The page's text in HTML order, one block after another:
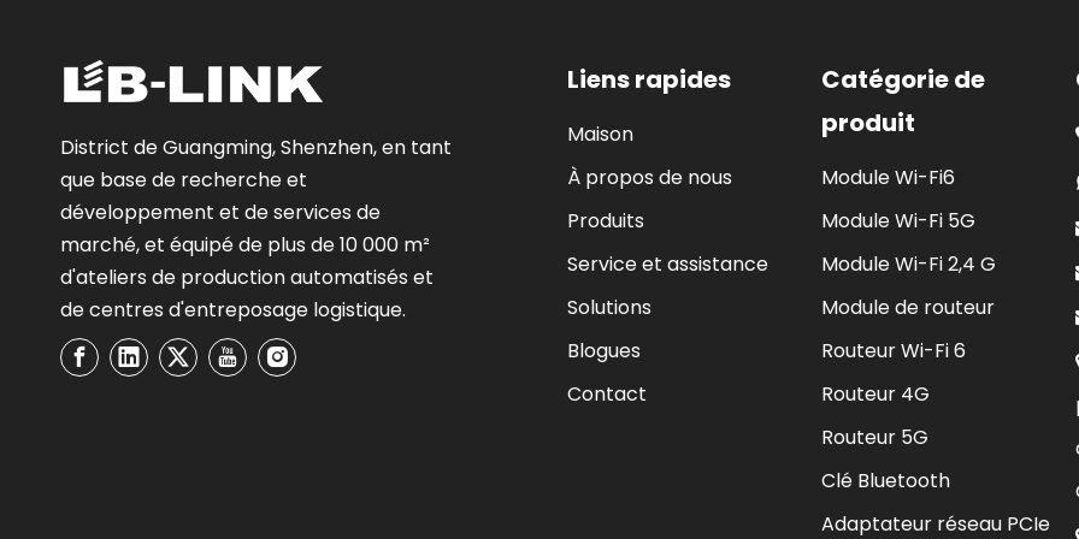
District de Guangming, Shenzhen, en tant
que base de recherche et
développement et de services de
marché, et équipé de plus de 10 000 m²
d'ateliers de production automatisés et
de centres d'entreposage logistique.
Liens rapides
Maison
À propos de nous
Produits
Service et assistance
Solutions
Blogues
Contact
Catégorie de
produit
Module Wi-Fi6
Module Wi-Fi 5G
Module Wi-Fi 2,4 G
Module de routeur
Routeur Wi-Fi 6
Routeur 4G
Routeur 5G
Clé Bluetooth
Adaptateur réseau PCIe